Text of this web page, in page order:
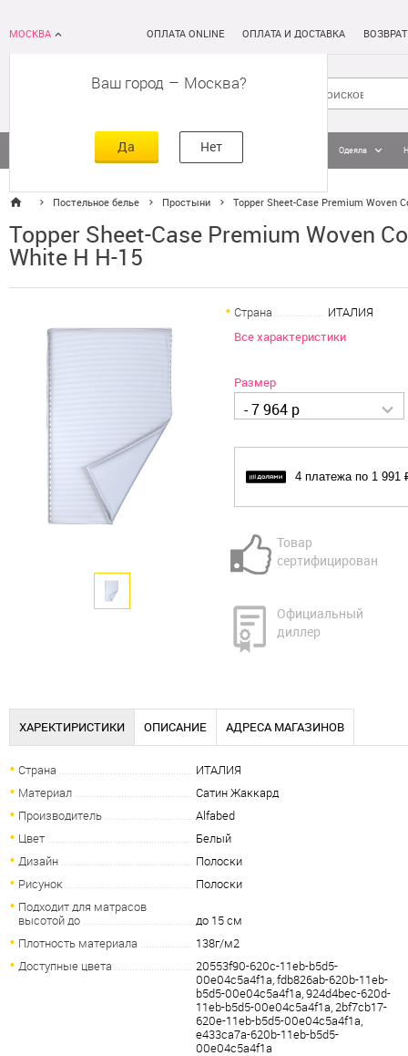
МОСКВА
Ваш город – Москва
Да Нет
ОПЛАТА ONLINE ОПЛАТА И ДОСТАВКА
Кровати Постельное белье Одеяла
Постельное белье Простыни Topper Sheet-Case Premium Woven
Topper Sheet-Case Premium Woven
White H H-15
Страна
ИТАЛИЯ
Все характеристики
Размер
- 7 964 р
4 платежа по 1 991
Товар
сертифицирован
Официальный
диллер
ХАРЕКТИРИСТИКИ ОПИСАНИЕ АДРЕСА МАГАЗИНОВ
Страна
ИТАЛИЯ
Материал
Сатин Жаккард
Производитель
Alfabed
Цвет
Белый
Дизайн
Полоски
Рисунок
Полоски
Подходит для матрасов
высотой до
до 15 см
Плотность материала
138г/м2
Доступные цвета
20553f90-620c-11eb-b5d5-
00e04c5a4f1a, fdb826ab-620b-11eb-
b5d5-00e04c5a4f1a, 924d4bec-620d-
11eb-b5d5-00e04c5a4f1a, 2bf7cb17-
620e-11eb-b5d5-00e04c5a4f1a,
e433ca7a-620b-11eb-b5d5-
00e04c5a4f1a